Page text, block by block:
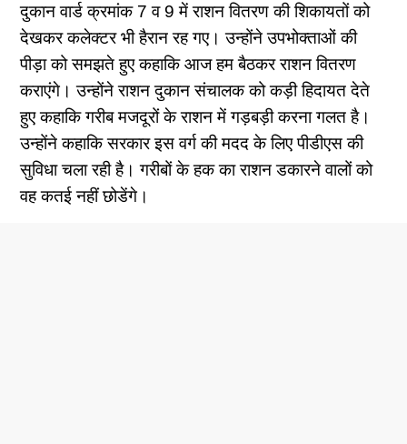
दुकान वार्ड क्रमांक 7 व 9 में राशन वितरण की शिकायतों को
देखकर कलेक्टर भी हैरान रह गए। उन्होंने उपभोक्ताओं की
पीड़ा को समझते हुए कहाकि आज हम बैठकर राशन वितरण
कराएंगे। उन्होंने राशन दुकान संचालक को कड़ी हिदायत देते
हुए कहाकि गरीब मजदूरों के राशन में गड़बड़ी करना गलत है।
उन्होंने कहाकि सरकार इस वर्ग की मदद के लिए पीडीएस की
सुविधा चला रही है। गरीबों के हक का राशन डकारने वालों को
वह कतई नहीं छोडेंगे।